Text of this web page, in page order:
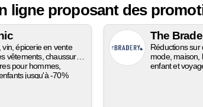
ligne proposant des
vin, épicerie en vente
vêtements, chaussures
pour hommes,
jusqu'à -70%
The
Réductions
mode, maison,
enfant et